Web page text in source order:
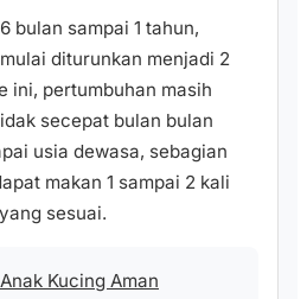
bulan sampai 1 tahun,
diturunkan menjadi 2
ini, pertumbuhan masih
secepat bulan bulan
usia dewasa, sebagian
makan 1 sampai 2 kali
sesuai.
Kucing Aman